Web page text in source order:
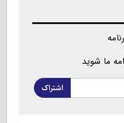
ما شوید
اشتراک